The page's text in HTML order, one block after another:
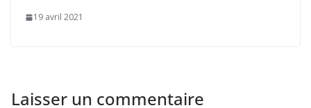
19 avril 2021
Laisser un commentaire